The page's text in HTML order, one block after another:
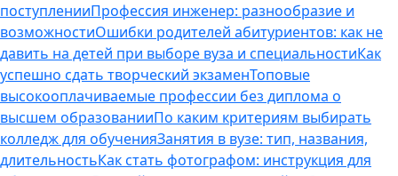
поступленииПрофессия инженер: разнообразие и
возможностиОшибки родителей абитуриентов: как не
давить на детей при выборе вуза и специальностиКак
успешно сдать творческий экзаменТоповые
высокооплачиваемые профессии без диплома о
высшем образованииПо каким критериям выбирать
колледж для обученияЗанятия в вузе: тип, названия,
длительностьКак стать фотографом: инструкция для